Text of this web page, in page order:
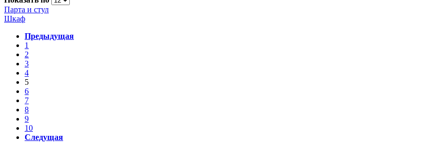
Парта и стул
Шкаф
Предыдущая
1
2
3
4
5
6
7
8
9
10
Следущая